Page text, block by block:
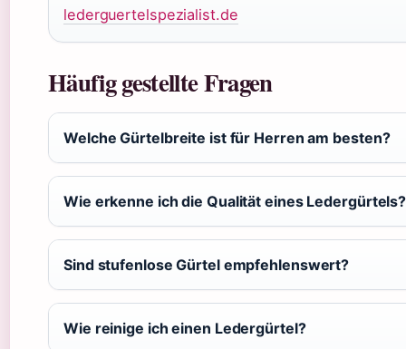
lederguertelspezialist.de
Häufig gestellte Fragen
Welche Gürtelbreite ist für Herren am besten?
Wie erkenne ich die Qualität eines Ledergürtels?
Sind stufenlose Gürtel empfehlenswert?
Wie reinige ich einen Ledergürtel?